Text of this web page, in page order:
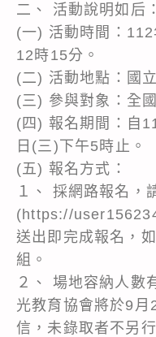
二、 活動說明如后：
(一) 活動時間：
12時15分。
(二) 活動地點：國
(三) 參與對象：全
(四) 報名期間：自
日(三)下午5時止。
(五) 報名方式：
１、 採網路報名，
(https://
送出即完成報名，
組。
２、 場地容納人數
光教育協會將於9月
信，未錄取者不另行